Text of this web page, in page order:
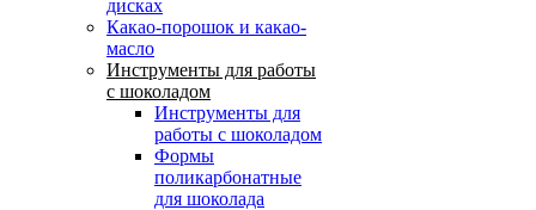
дисках
Какао-порошок и какао-
масло
Инструменты для работы
с шоколадом
Инструменты для
работы с шоколадом
Формы
поликарбонатные
для шоколада